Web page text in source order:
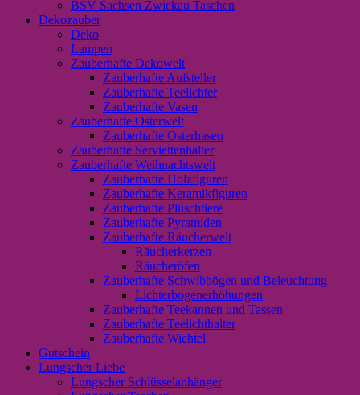
BSV Sachsen Zwickau Taschen
Dekozauber
Deko
Lampen
Zauberhafte Dekowelt
Zauberhafte Aufsteller
Zauberhafte Teelichter
Zauberhafte Vasen
Zauberhafte Osterwelt
Zauberhafte Osterhasen
Zauberhafte Serviettenhalter
Zauberhafte Weihnachtswelt
Zauberhafte Holzfiguren
Zauberhafte Keramikfiguren
Zauberhafte Plüschtiere
Zauberhafte Pyramiden
Zauberhafte Räucherwelt
Räucherkerzen
Räucheröfen
Zauberhafte Schwibbögen und Beleuchtung
Lichterbogenerhöhungen
Zauberhafte Teekannen und Tassen
Zauberhafte Teelichthalter
Zauberhafte Wichtel
Gutschein
Lungscher Liebe
Lungscher Schlüsselanhänger